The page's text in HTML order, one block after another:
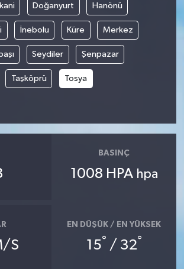
Doğanyurt Hanönü
İnebolu Küre Merkez
Seydiler Şenpazar
Taşköprü Tosya
BASINÇ
1008 HPA hpa
S
EN DÜŞÜK / EN YÜKSEK
15° / 32°